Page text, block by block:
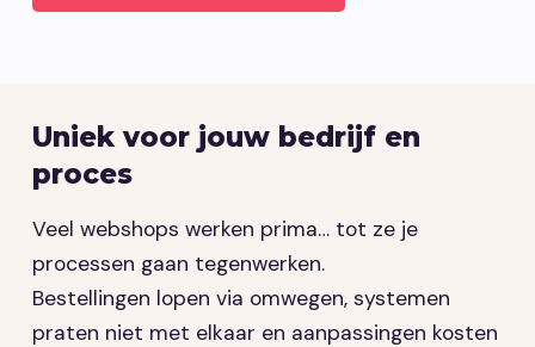
Uniek voor jouw bedrijf en
proces
Veel webshops werken prima… tot ze je
processen gaan tegenwerken.
Bestellingen lopen via omwegen, systemen
praten niet met elkaar en aanpassingen kosten